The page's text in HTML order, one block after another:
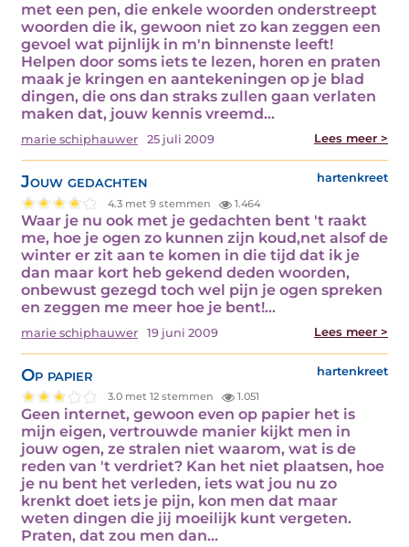
met een pen, die enkele woorden onderstreept
woorden die ik, gewoon niet zo kan zeggen een
gevoel wat pijnlijk in m'n binnenste leeft!
Helpen door soms iets te lezen, horen en praten
maak je kringen en aantekeningen op je blad
dingen, die ons dan straks zullen gaan verlaten
maken dat, jouw kennis vreemd…
marie schiphauwer 25 juli 2009 Lees meer >
Jouw gedachten hartenkreet
4.3 met 9 stemmen 1.464
Waar je nu ook met je gedachten bent 't raakt
me, hoe je ogen zo kunnen zijn koud,net alsof de
winter er zit aan te komen in die tijd dat ik je
dan maar kort heb gekend deden woorden,
onbewust gezegd toch wel pijn je ogen spreken
en zeggen me meer hoe je bent!…
marie schiphauwer 19 juni 2009 Lees meer >
Op papier hartenkreet
3.0 met 12 stemmen 1.051
Geen internet, gewoon even op papier het is
mijn eigen, vertrouwde manier kijkt men in
jouw ogen, ze stralen niet waarom, wat is de
reden van 't verdriet? Kan het niet plaatsen, hoe
je nu bent het verleden, iets wat jou nu zo
krenkt doet iets je pijn, kon men dat maar
weten dingen die jij moeilijk kunt vergeten.
Praten, dat zou men dan…